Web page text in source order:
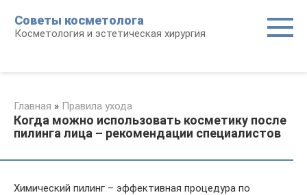
контенту
Советы косметолога
Косметология и эстетическая хирургия
Главная » Правила ухода
Когда можно использовать косметику после
пилинга лица – рекомендации специалистов
Химический пилинг – эффективная процедура по